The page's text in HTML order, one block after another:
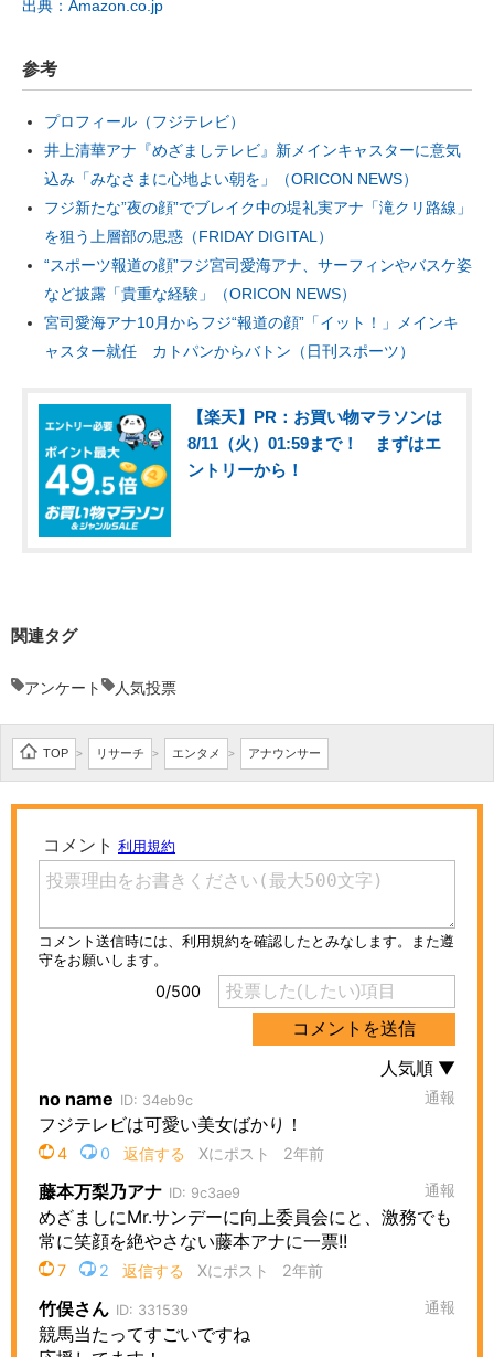
出典：Amazon.co.jp
参考
プロフィール（フジテレビ）
井上清華アナ『めざましテレビ』新メインキャスターに意気
込み「みなさまに心地よい朝を」（ORICON NEWS）
フジ新たな”夜の顔”でブレイク中の堤礼実アナ「滝クリ路線」
を狙う上層部の思惑（FRIDAY DIGITAL）
“スポーツ報道の顔”フジ宮司愛海アナ、サーフィンやバスケ姿
など披露「貴重な経験」（ORICON NEWS）
宮司愛海アナ10月からフジ“報道の顔”「イット！」メインキ
ャスター就任 カトパンからバトン（日刊スポーツ）
【楽天】PR：お買い物マラソンは
8/11（火）01:59まで！ まずはエ
ントリーから！
関連タグ
アンケート 人気投票
TOP > リサーチ > エンタメ > アナウンサー